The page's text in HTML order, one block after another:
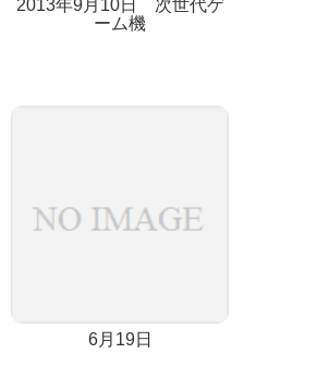
2013年9月10日 次世代ゲ
ーム機
6月19日